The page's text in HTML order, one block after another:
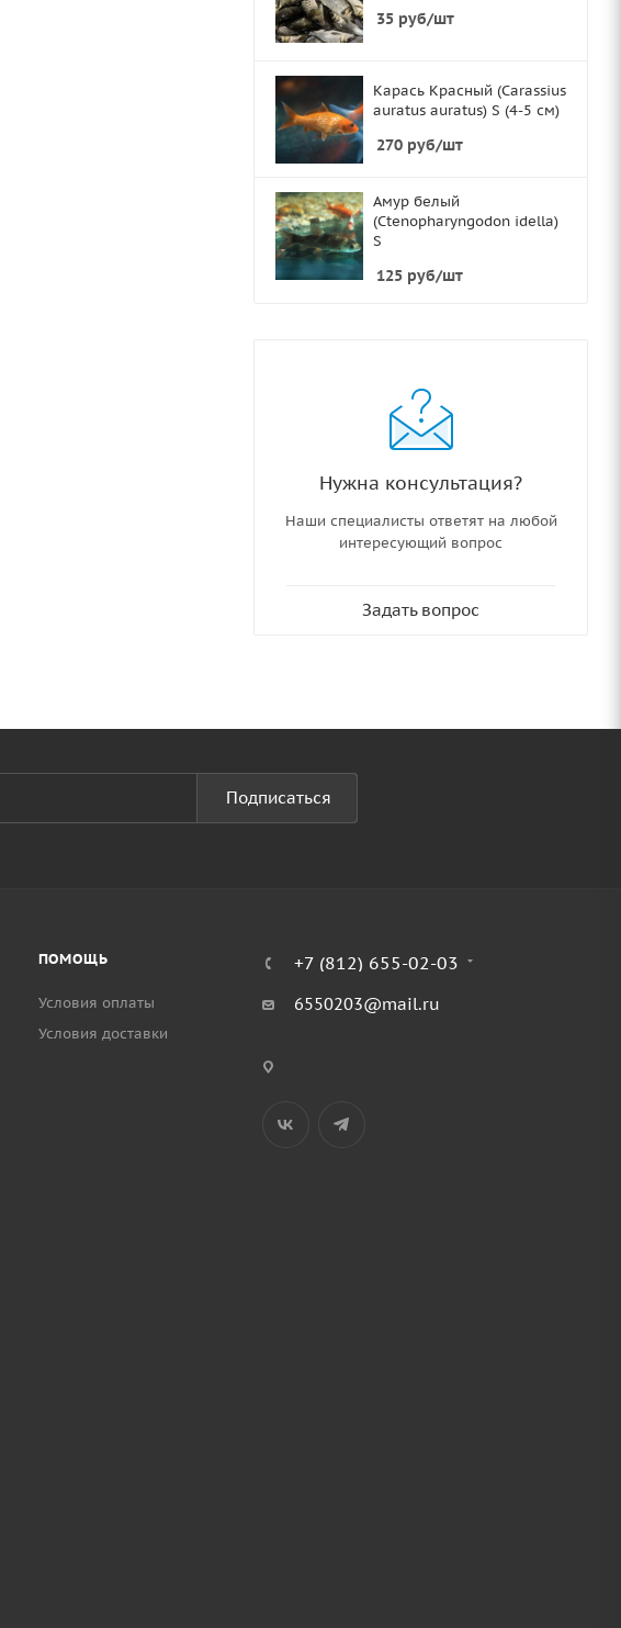
35 руб/шт
Карась Красный (Carassius
auratus auratus) S (4-5 см)
270 руб/шт
Амур белый
(Ctenopharyngodon idella)
S
125 руб/шт
Нужна консультация?
Наши специалисты ответят на любой
интересующий вопрос
Задать вопрос
Подписаться
ПОМОЩЬ
Условия оплаты
Условия доставки
+7 (812) 655-02-03
6550203@mail.ru